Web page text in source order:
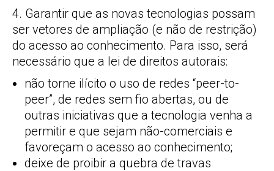
4. Garantir que as novas tecnologias possam
ser vetores de ampliação (e não de restrição)
do acesso ao conhecimento. Para isso, será
necessário que a lei de direitos autorais:
não torne ilícito o uso de redes “peer-to-
peer”, de redes sem fio abertas, ou de
outras iniciativas que a tecnologia venha a
permitir e que sejam não-comerciais e
favoreçam o acesso ao conhecimento;
deixe de proibir a quebra de travas